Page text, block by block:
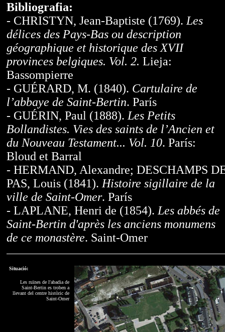
Bibliografia:
- CHRISTYN, Jean-Baptiste (1769). Les
délices des Pays-Bas ou description
géographique et historique des XVII
provinces belgiques. Vol. 2. Lieja:
Bassompierre
- GUÉRARD, M. (1840). Cartulaire de
l’abbaye de Saint-Bertin. París
- GUÉRIN, Paul (1888). Les Petits
Bollandistes. Vies des saints de l’Ancien et
du Nouveau Testament... Vol. 10. París:
Bloud et Barral
- HERMAND, Alexandre; DESCHAMPS
PAS, Louis (1841). Histoire sigillaire de la
ville de Saint-Omer. París
- LAPLANE, Henri de (1854). Les abbés de
Saint-Bertin d'après les anciens monumens
de ce monastère. Saint-Omer
Situació:
Les ruïnes de l'abadia de
Saint-Bertin es troben a
llevant del centre històric de
Saint-Omer